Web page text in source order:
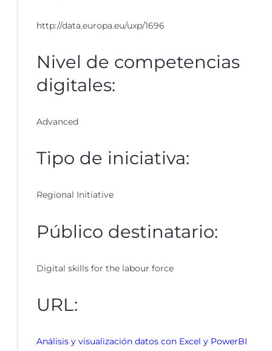
http://data.europa.eu/uxp/1696
Nivel de competencias
digitales:
Advanced
Tipo de iniciativa:
Regional Initiative
Público destinatario:
Digital skills for the labour force
URL:
Análisis y visualización datos con Excel y PowerBI